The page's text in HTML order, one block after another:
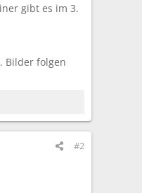
gibt es im 3.
Bilder folgen
#2